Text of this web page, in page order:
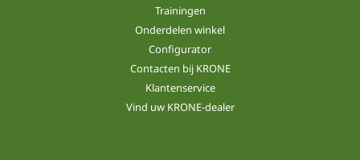
Trainingen
Onderdelen winkel
Configurator
Contacten bij KRONE
Klantenservice
Vind uw KRONE-dealer